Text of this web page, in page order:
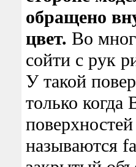
обращено
цвет. Во
сойти с рук
У такой
только когда
называются